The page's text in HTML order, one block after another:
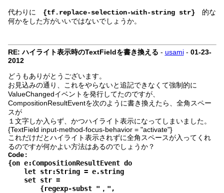
代わりに {tf.replace-selection-with-string str} 的な
何かをした方がいいではないでしょうか。
RE: ハイライト表示時のTextFieldを書き換える - usami- 01-23-
2012
どうもありがとうございます。
お見込みの通り、これをやらないと追記できなくて強制的に
ValueChangedイベントを発行してたのですが、
CompositionResultEventを次のように書き換えたら、全角スペー
スが
１文字しか入らず、かつハイライト表示になってしまいました。
{TextField input-method-focus-behavior = "activate"}
これだけだとハイライト表示されずに全角スペースが入ってくれ
るのですが何かよい方法はあるのでしょうか？
Code:
{on e:CompositionResultEvent do
let str:String = e.string
set str =
{regexp-subst "，",